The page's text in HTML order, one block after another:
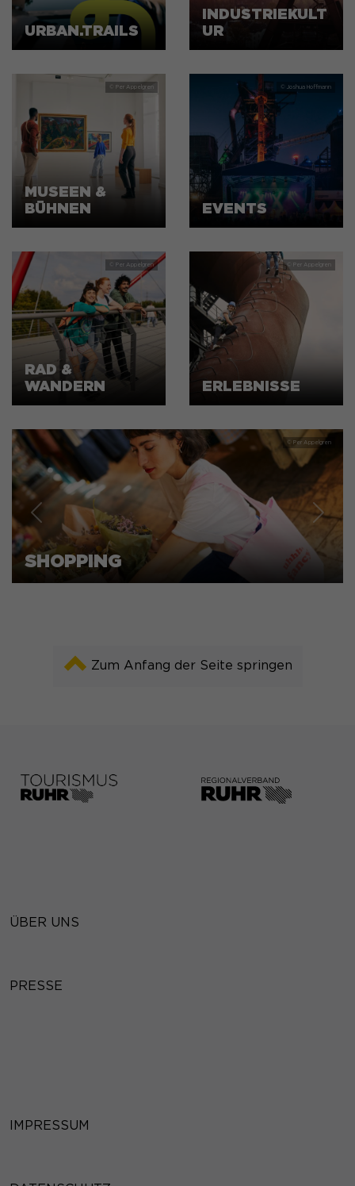
URBAN.TRAILS
INDUSTRIEKULT
UR
MUSEEN &
BÜHNEN
EVENTS
RAD &
WANDERN
ERLEBNISSE
SHOPPING
Previous Next
Zum Anfang der Seite springen
ÜBER UNS
PRESSE
IMPRESSUM